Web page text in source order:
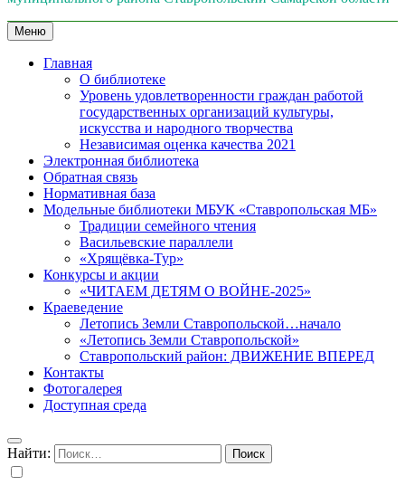
Меню
Главная
О библиотеке
Уровень удовлетворенности граждан работой
государственных организаций культуры,
искусства и народного творчества
Независимая оценка качества 2021
Электронная библиотека
Обратная связь
Нормативная база
Модельные библиотеки МБУК «Ставропольская МБ»
Традиции семейного чтения
Васильевские параллели
«Хрящёвка-Тур»
Конкурсы и акции
«ЧИТАЕМ ДЕТЯМ О ВОЙНЕ-2025»
Краеведение
Летопись Земли Ставропольской…начало
«Летопись Земли Ставропольской»
Ставропольский район: ДВИЖЕНИЕ ВПЕРЕД
Контакты
Фотогалерея
Доступная среда
Найти: